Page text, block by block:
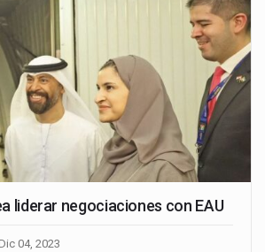
liderar negociaciones con EAU
04, 2023